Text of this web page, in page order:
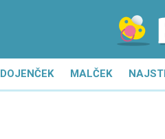
DOJENČEK MALČEK